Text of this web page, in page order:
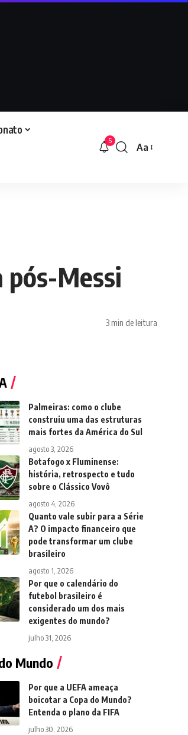
5
Aa
pós-Messi
3 min de leitura
Palmeiras: como o clube
construiu uma das estruturas
mais fortes da América do Sul
agosto 3, 2026
Botafogo x Fluminense:
história, retrospecto e tudo
sobre o Clássico Vovô
agosto 4, 2026
Quanto vale subir para a Série
A? O impacto financeiro que
pode transformar um clube
brasileiro
agosto 1, 2026
Por que o calendário do
futebol brasileiro é
considerado um dos mais
exigentes do mundo?
julho 31, 2026
Mundo
Por que a UEFA ameaça
boicotar a Copa do Mundo?
Entenda o plano da FIFA
julho 30, 2026